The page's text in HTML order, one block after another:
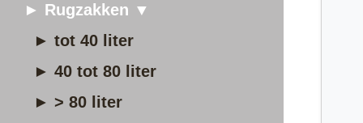
► Rugzakken ▼
► tot 40 liter
► 40 tot 80 liter
► > 80 liter